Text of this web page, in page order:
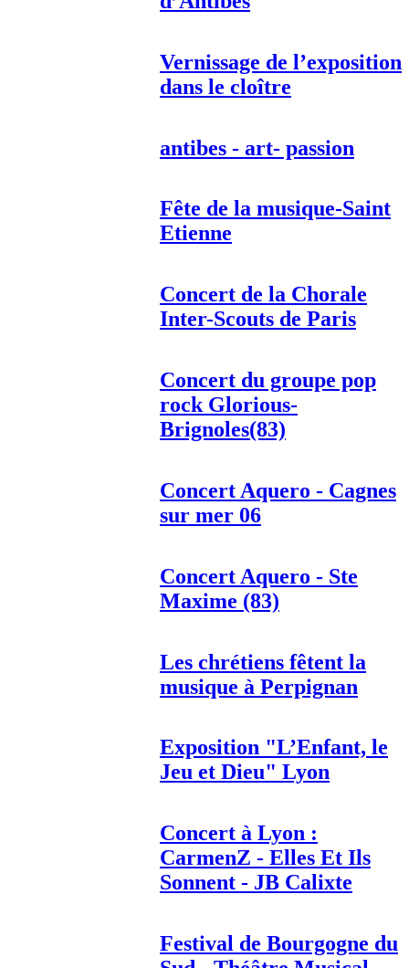
Vernissage de l’exposition
dans le cloître
antibes - art- passion
Fête de la musique-Saint
Etienne
Concert de la Chorale
Inter-Scouts de Paris
Concert du groupe pop
rock Glorious-
Brignoles(83)
Concert Aquero - Cagnes
sur mer 06
Concert Aquero - Ste
Maxime (83)
Les chrétiens fêtent la
musique à Perpignan
Exposition "L’Enfant, le
Jeu et Dieu" Lyon
Concert à Lyon :
CarmenZ - Elles Et Ils
Sonnent - JB Calixte
Festival de Bourgogne du